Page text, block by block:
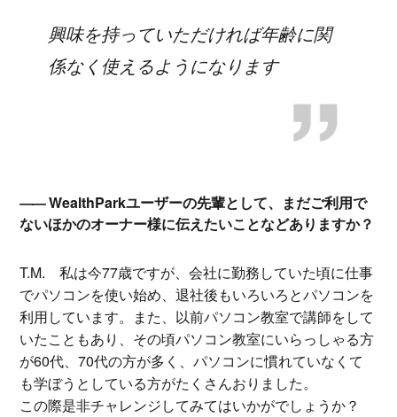
興味を持っていただければ年齢に関
係なく使えるようになります
WealthParkユーザーの先輩として、まだご利用で
ないほかのオーナー様に伝えたいことなどありますか？
T.M. 私は今77歳ですが、会社に勤務していた頃に仕事
でパソコンを使い始め、退社後もいろいろとパソコンを
利用しています。また、以前パソコン教室で講師をして
いたこともあり、その頃パソコン教室にいらっしゃる方
が60代、70代の方が多く、パソコンに慣れていなくて
も学ぼうとしている方がたくさんおりました。
この際是非チャレンジしてみてはいかがでしょうか？